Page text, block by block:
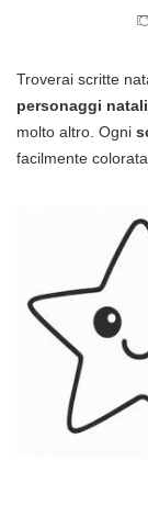
Troverai scritte
personaggi
molto altro. Ogni
facilmente